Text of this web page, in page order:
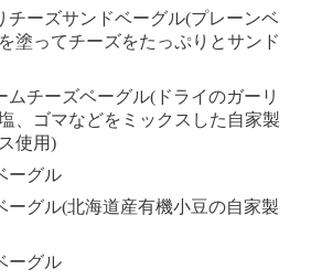
チーズサンドベーグル(プレーンベ
塗ってチーズをたっぷりとサンド
ムチーズベーグル(ドライのガーリ
、ゴマなどをミックスした自家製
使用)
ーグル
ーグル(北海道産有機小豆の自家製
ーグル